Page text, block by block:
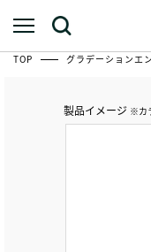
TOP グラデーションエ
製品イメージ ※カ